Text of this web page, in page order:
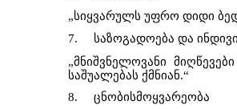
„სიყვარულს უფრო დიდი
7.
საზოგადოება და
„მნიშვნელოვანი
საშუალებას ქმნიან.“
8.
ცნობისმოყვარეობა